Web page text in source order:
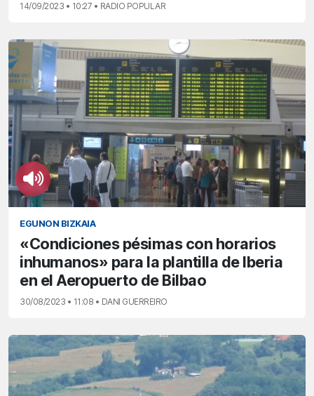
14/09/2023 • 10:27 • RADIO POPULAR
EGUNON BIZKAIA
«Condiciones pésimas con horarios
inhumanos» para la plantilla de Iberia
en el Aeropuerto de Bilbao
30/08/2023 • 11:08 • DANI GUERREIRO